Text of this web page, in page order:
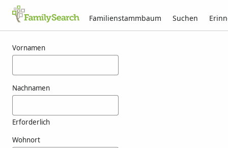
Familienstammbaum Suchen
Vornamen
Nachnamen
Erforderlich
Wohnort